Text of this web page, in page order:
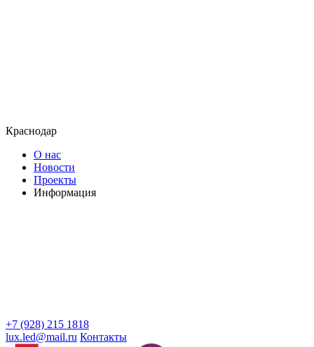
Краснодар
О нас
Новости
Проекты
Информация
+7 (928) 215 1818
lux.led@mail.ru Контакты